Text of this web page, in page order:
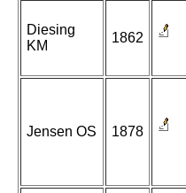
Diesing
KM
1862
Jensen OS 1878